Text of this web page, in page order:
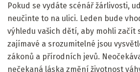
Pokud se vydáte scénář žárlivosti,
neučinte to na ulici. Leden bude
výhledu vašich dětí, aby mohli začít
zajímavé a srozumitelné jsou
zákonů a přírodních jevů.
nečekaná láska změní životnost